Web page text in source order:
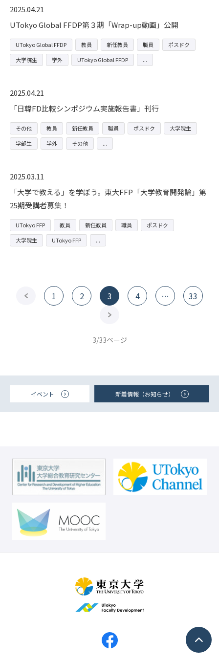
2025.04.21
UTokyo Global FFDP第３期「Wrap-up動画」公開
UTokyo Global FFDP 教員 新任教員 職員
ポスドク
大学院生
学外 UTokyo Global FFDP
2025.04.21
「日韓FD比較シンポジウム実施報告書」刊行
その他 教員 新任教員 職員 ポスドク
大学院生
学部生
学外 その他
2025.03.11
「大学で教える」を学ぼう。東大FFP「大学教育開発論」第
25期受講者募集！
UTokyo FFP 教員 新任教員 職員
ポスドク
大学院生
UTokyo FFP
り
<前へ
1 2 3 4 …
33
3/33ページ
イベント 新着情報（お知らせ）